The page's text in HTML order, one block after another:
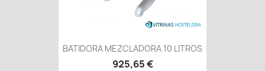
BATIDORA MEZCLADORA 10 LITROS
925,65 €